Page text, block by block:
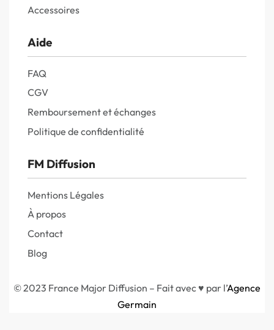
Accessoires
Aide
FAQ
CGV
Remboursement et échanges
Politique de confidentialité
FM Diffusion
Mentions Légales
À propos
Contact
Blog
© 2023 France Major Diffusion – Fait avec ♥ par l’Agence
Germain